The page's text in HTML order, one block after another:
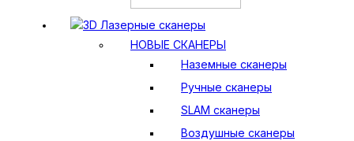
3D Лазерные сканеры
НОВЫЕ СКАНЕРЫ
Наземные сканеры
Ручные сканеры
SLAM сканеры
Воздушные сканеры